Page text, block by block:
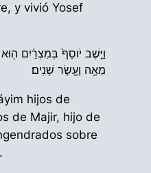
y vivió Yosef
וַיֵּ֤שֶׁב יֹוסֵף֙ בְּמִצְרַ֔יִם ה֖וּא
מֵאָ֥ה וָעֶ֖שֶׂר שָׁנִֽים׃
hijos de
de Majir, hijo de
sobre